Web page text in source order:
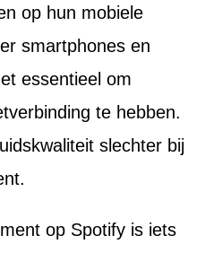
op hun mobiele
smartphones en
essentieel om
te hebben.
slechter bij
op Spotify is iets